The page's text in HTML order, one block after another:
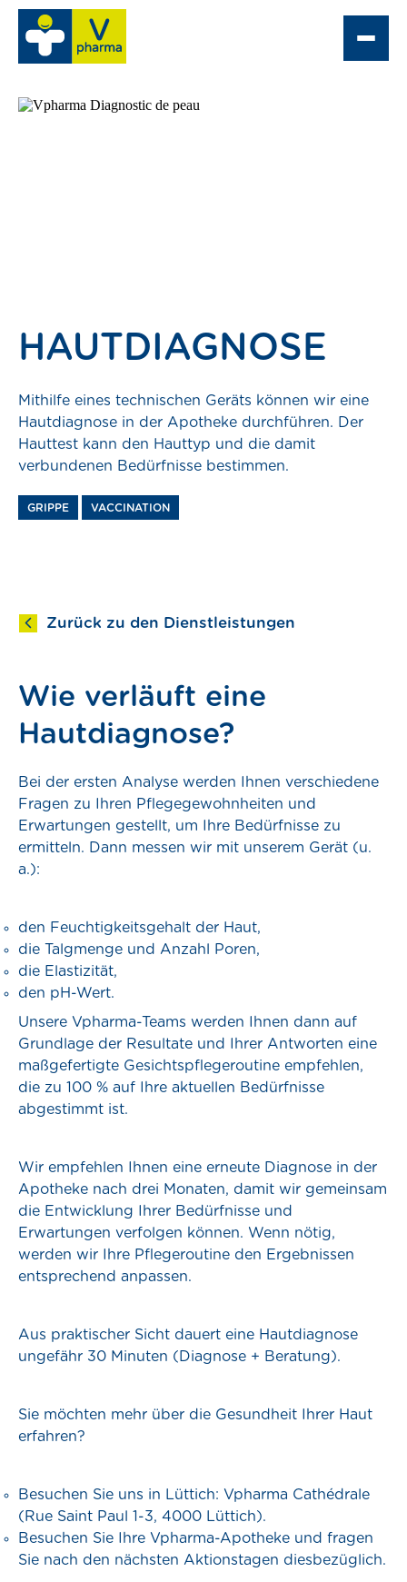
Termin vereinbaren
HAUTDIAGNOSE
Mithilfe eines technischen Geräts können wir eine
Hautdiagnose in der Apotheke durchführen. Der
Hauttest kann den Hauttyp und die damit
verbundenen Bedürfnisse bestimmen.
GRIPPE VACCINATION
Zurück zu den Dienstleistungen
Wie verläuft eine
Hautdiagnose?
Bei der ersten Analyse werden Ihnen verschiedene
Fragen zu Ihren Pflegegewohnheiten und
Erwartungen gestellt, um Ihre Bedürfnisse zu
ermitteln. Dann messen wir mit unserem Gerät (u.
a.):
den Feuchtigkeitsgehalt der Haut,
die Talgmenge und Anzahl Poren,
die Elastizität,
den pH-Wert.
Unsere Vpharma-Teams werden Ihnen dann auf
Grundlage der Resultate und Ihrer Antworten eine
maßgefertigte Gesichtspflegeroutine empfehlen,
die zu 100 % auf Ihre aktuellen Bedürfnisse
abgestimmt ist.
Wir empfehlen Ihnen eine erneute Diagnose in der
Apotheke nach drei Monaten, damit wir gemeinsam
die Entwicklung Ihrer Bedürfnisse und
Erwartungen verfolgen können. Wenn nötig,
werden wir Ihre Pflegeroutine den Ergebnissen
entsprechend anpassen.
Aus praktischer Sicht dauert eine Hautdiagnose
ungefähr 30 Minuten (Diagnose + Beratung).
Sie möchten mehr über die Gesundheit Ihrer Haut
erfahren?
Besuchen Sie uns in Lüttich: Vpharma Cathédrale
(Rue Saint Paul 1-3, 4000 Lüttich).
Besuchen Sie Ihre Vpharma-Apotheke und fragen
Sie nach den nächsten Aktionstagen diesbezüglich.